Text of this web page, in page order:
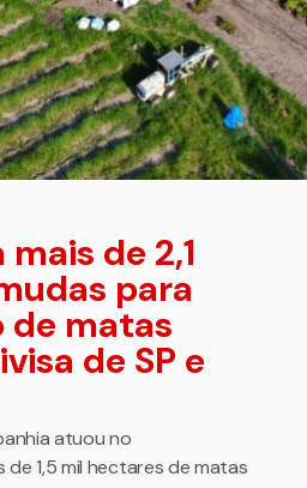
de 2,1
para
de matas
de SP e
atuou no
1,5 mil hectares de matas